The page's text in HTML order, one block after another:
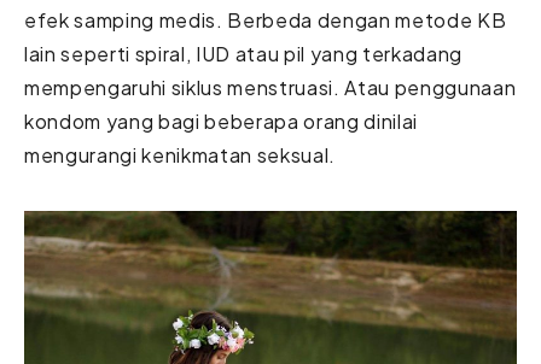
efek samping medis. Berbeda dengan metode KB
lain seperti spiral, IUD atau pil yang terkadang
mempengaruhi siklus menstruasi. Atau penggunaan
kondom yang bagi beberapa orang dinilai
mengurangi kenikmatan seksual.